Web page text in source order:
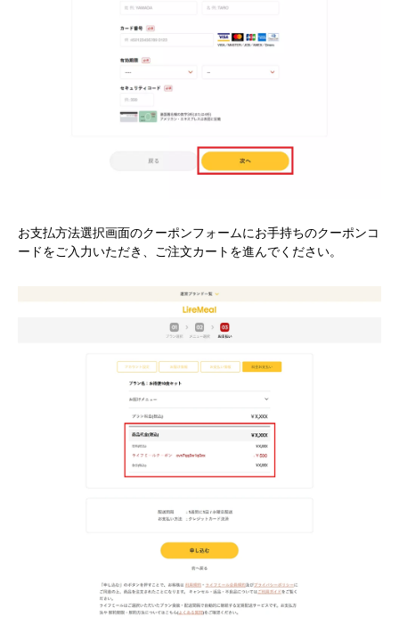
お支払方法選択画面のクーポンフォームにお手持ちのクーポンコ
ードをご入力いただき、ご注文カートを進んでください。